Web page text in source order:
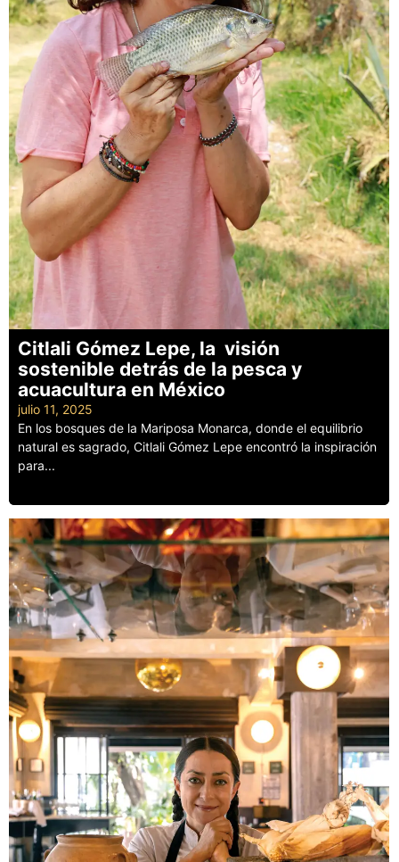
Citlali Gómez Lepe, la visión
sostenible detrás de la pesca y
acuacultura en México
julio 11, 2025
En los bosques de la Mariposa Monarca, donde el equilibrio
natural es sagrado, Citlali Gómez Lepe encontró la inspiración
para...